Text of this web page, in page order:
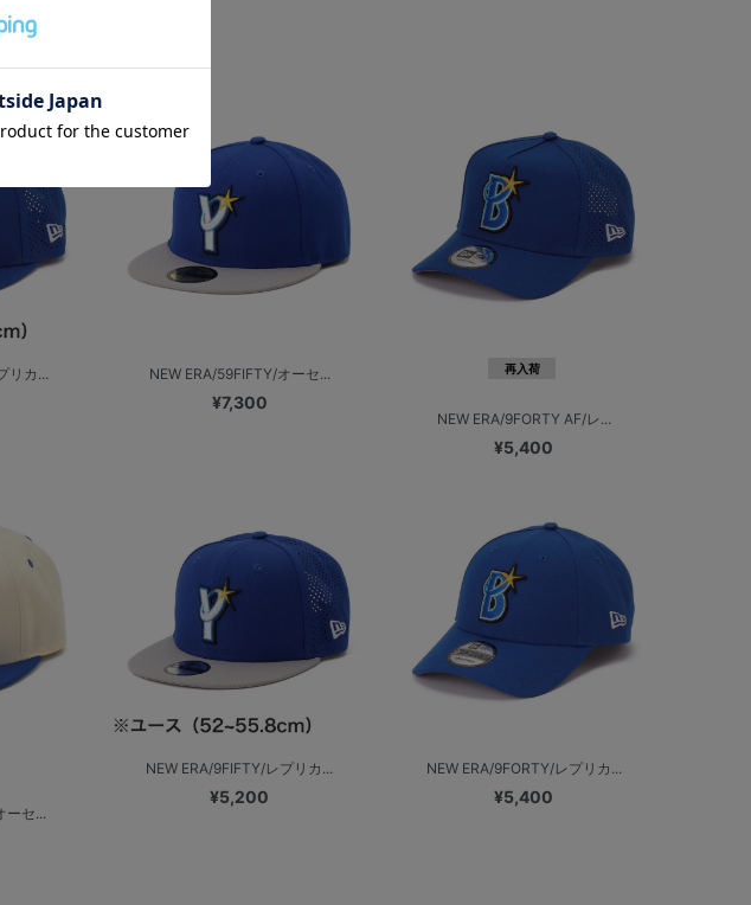
品も見ています
リカ... NEW ERA/59FIFTY/オーセ...
¥7,300
再入荷
NEW ERA/9FORTY AF/レ...
¥5,400
ーセ...
NEW ERA/9FIFTY/レプリカ...
¥5,200
NEW ERA/9FORTY/レプリカ...
¥5,400